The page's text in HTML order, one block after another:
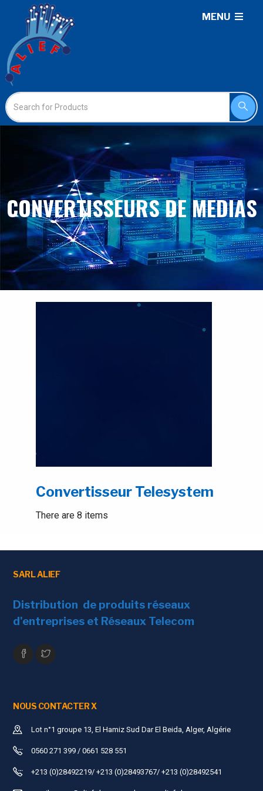
MENU
CONVERTISSEURS DE MEDIAS
Convertisseur Telesystem
There are 8 items
SARL ALIEF
Distribution de produits réseaux
d'entreprises et Réseaux Telecom
NOUS CONTACTER X
Lot n°1 groupe 13, El Hamiz Sud Dar El Beida, Alger, Algérie
0560 271 399 / 0661 528 551
+213 (0)28492219/ +213 (0)28493767/ +213 (0)28492541